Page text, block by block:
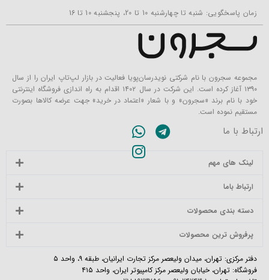
زمان پاسخگویی: شنبه تا چهارشنبه 10 تا 20، پنجشنبه 10 تا 16
مجموعه سجرون با نام شرکتی نویدرسان‌پویا فعالیت در بازار لپ‌تاپ ایران را از سال
۱۳۹۰ آغاز کرده است. این شرکت در سال ۱۴۰۲ اقدام به راه اندازی فروشگاه اینترنتی
خود با نام برند «سجرون» و با شعار «اعتماد در خرید» جهت عرضه کالاها بصورت
مستقیم نموده است.
ارتباط با ما
لینک های مهم
ارتباط باما
دسته بندی محصولات
پرفروش ترین محصولات
دفتر مرکزی: تهران، میدان ولیعصر مرکز تجارت ایرانیان، طبقه ۹، واحد ۵
فروشگاه: تهران، خیابان ولیعصر مرکز کامپیوتر ایران، واحد ۴۱۵